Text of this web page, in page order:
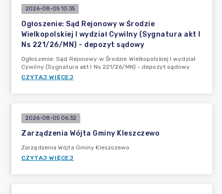
2026-08-05 10:35
Ogłoszenie: Sąd Rejonowy w Środzie
Wielkopolskiej I wydział Cywilny (Sygnatura akt I
Ns 221/26/MN) - depozyt sądowy
Ogłoszenie: Sąd Rejonowy w Środzie Wielkopolskiej I wydział
Cywilny (Sygnatura akt I Ns 221/26/MN) - depozyt sądowy
CZYTAJ WIĘCEJ
2026-08-05 06:32
Zarządzenia Wójta Gminy Kleszczewo
Zarządzenia Wójta Gminy Kleszczewo
CZYTAJ WIĘCEJ